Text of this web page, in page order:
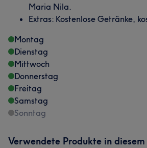
Was unsere Kunden über Naz sagen
Talentiert
Freundlich
Maria Nila.
Extras: Kostenlose Getränke,
Montag
Dienstag
Mittwoch
Donnerstag
Freitag
Samstag
Sonntag
Verwendete Produkte in diesem